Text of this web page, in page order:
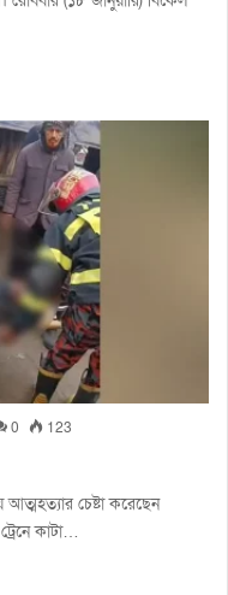
0 123
আত্মহত্যার চেষ্টা করেছেন
কাটা…